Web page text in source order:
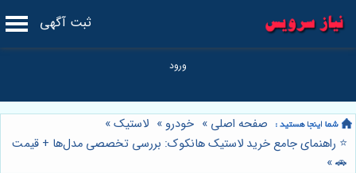
ثبت آگهی
صفحه اصلی » خودرو » لاستیک»
⭐️ راهنمای جامع خرید لاستیک هانکوک: بررسی تخصصی مدل‌ها + قیمت
🚗
»